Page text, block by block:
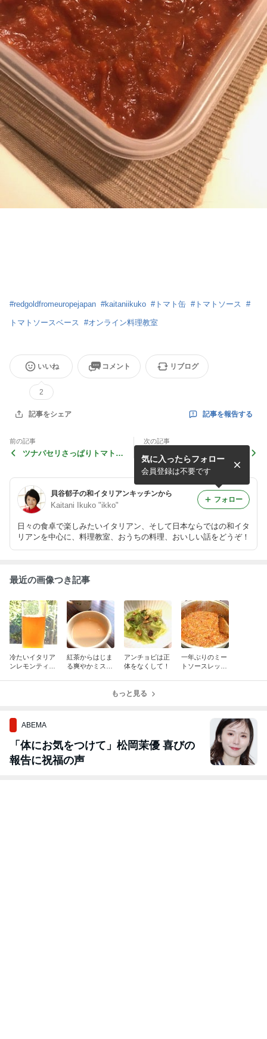
#redgoldfromeuropejapan #kaitaniikuko #トマト缶 #トマトソース #
トマトソースベース #オンライン料理教室
いいね
2
コメント リブログ
記事をシェア 記事を報告する
前の記事
ツナパセリさっぱりトマトソ
次の記事
新生姜ごはん、定番をさらに
シンプルに。
貝谷郁子の和イタリアンキッチンから
Kaitani Ikuko "ikko"
日々の食卓で楽しみたいイタリアン、そして日本ならではの和イタ
リアンを中心に、料理教室、おうちの料理、おいしい話をどうぞ！
気に入ったらフォロー
会員登録は不要です
フォロー
最近の画像つき記事
冷たいイタリア
ンレモンティの
紅茶からはじま
る爽やかミステ
アンチョビは正
体をなくして！
一年ぶりのミー
トソースレッス
もっと見る
ABEMA
「体にお気をつけて」松岡茉優 喜びの
報告に祝福の声